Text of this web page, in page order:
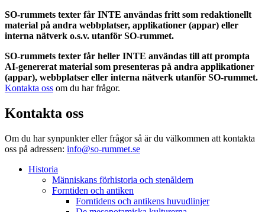
SO-rummets texter får INTE användas fritt som redaktionellt
material på andra webbplatser, applikationer (appar) eller
interna nätverk o.s.v. utanför SO-rummet.
SO-rummets texter får heller INTE användas till att prompta
AI-genererat material som presenteras på andra applikationer
(appar), webbplatser eller interna nätverk utanför SO-rummet.
Kontakta oss om du har frågor.
Kontakta oss
Om du har synpunkter eller frågor så är du välkommen att kontakta
oss på adressen: info@so-rummet.se
Historia
Människans förhistoria och stenåldern
Forntiden och antiken
Forntidens och antikens huvudlinjer